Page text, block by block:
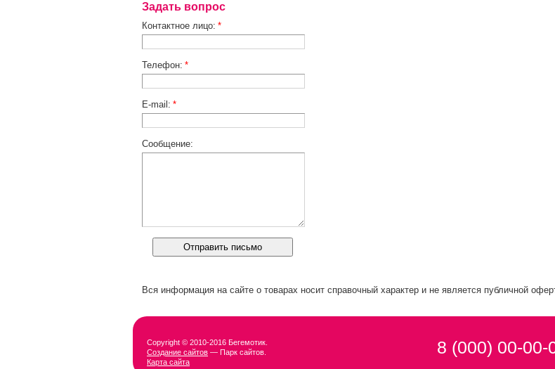
Задать вопрос
Контактное лицо: *
Телефон: *
E-mail: *
Сообщение:
Вся информация на сайте о товарах носит справочный характер и не является публичной
Copyright © 2010-2016 Бегемотик.
Создание сайтов — Парк сайтов.
Карта сайта
8 (000) 00-00-